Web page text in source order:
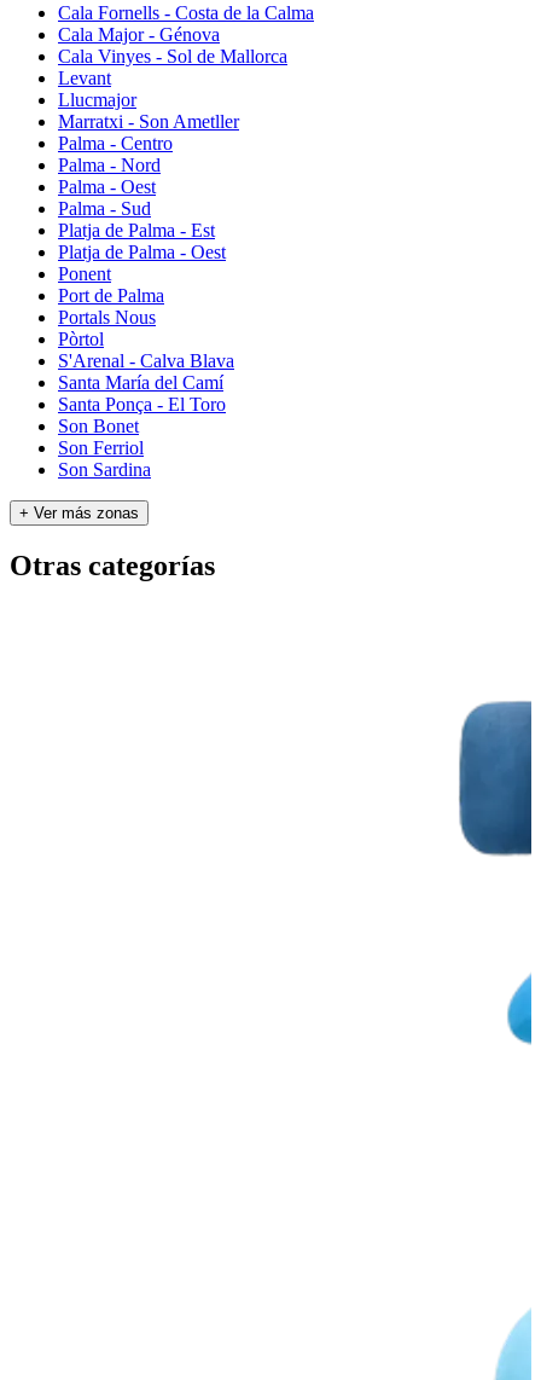
Cala Fornells - Costa de la Calma
Cala Major - Génova
Cala Vinyes - Sol de Mallorca
Levant
Llucmajor
Marratxi - Son Ametller
Palma - Centro
Palma - Nord
Palma - Oest
Palma - Sud
Platja de Palma - Est
Platja de Palma - Oest
Ponent
Port de Palma
Portals Nous
Pòrtol
S'Arenal - Calva Blava
Santa María del Camí
Santa Ponça - El Toro
Son Bonet
Son Ferriol
Son Sardina
+ Ver más zonas
Otras categorías